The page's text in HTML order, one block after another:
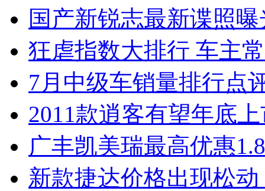
国产新锐志最新谍照
狂虐指数大排行 车主
7月中级车销量排行点
2011款逍客有望年底
广丰凯美瑞最高优惠
新款捷达价格出现松